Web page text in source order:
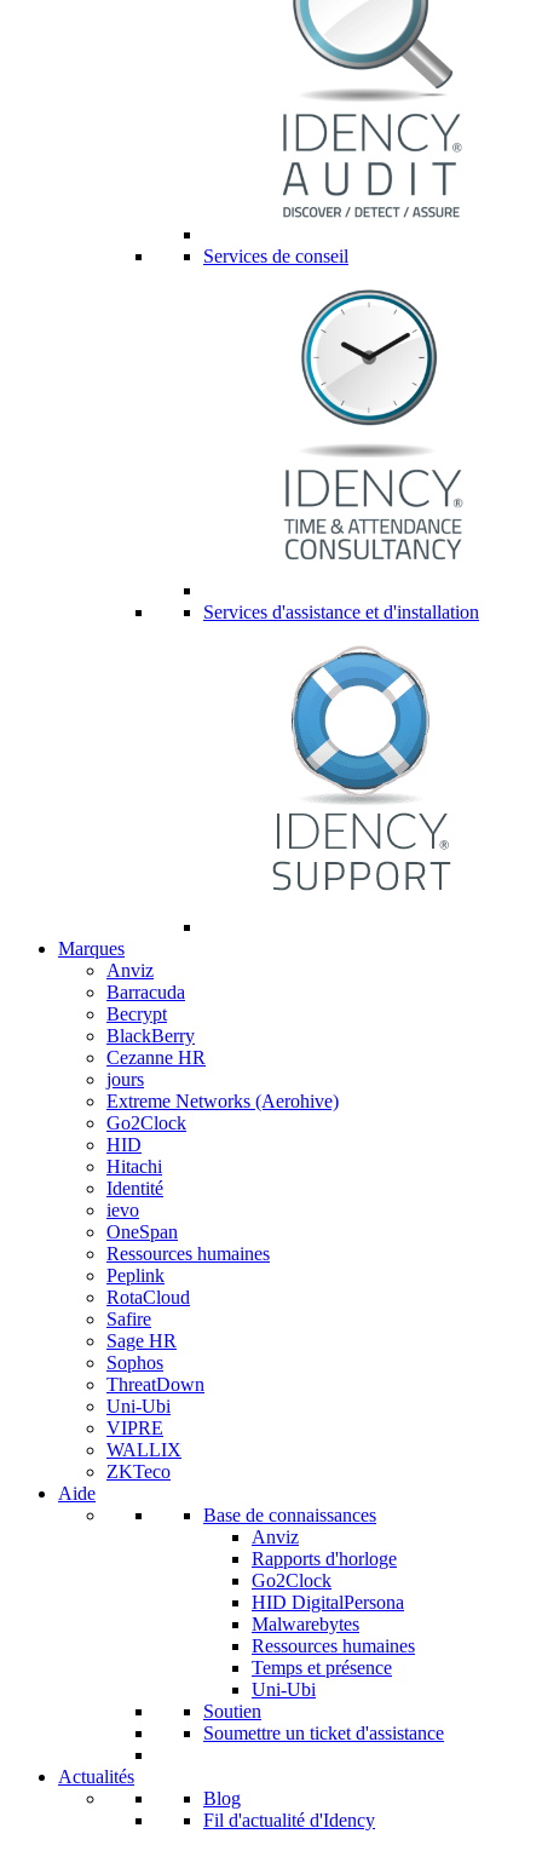
Services de conseil
Services d'assistance et d'installation
Marques
Anviz
Barracuda
Becrypt
BlackBerry
Cezanne HR
jours
Extreme Networks (Aerohive)
Go2Clock
HID
Hitachi
Identité
ievo
OneSpan
Ressources humaines
Peplink
RotaCloud
Safire
Sage HR
Sophos
ThreatDown
Uni-Ubi
VIPRE
WALLIX
ZKTeco
Aide
Base de connaissances
Anviz
Rapports d'horloge
Go2Clock
HID DigitalPersona
Malwarebytes
Ressources humaines
Temps et présence
Uni-Ubi
Soutien
Soumettre un ticket d'assistance
Actualités
Blog
Fil d'actualité d'Idency